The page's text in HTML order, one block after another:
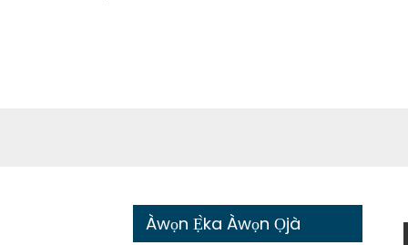
Àwọn Ẹ̀ka Àwọn Ọjà